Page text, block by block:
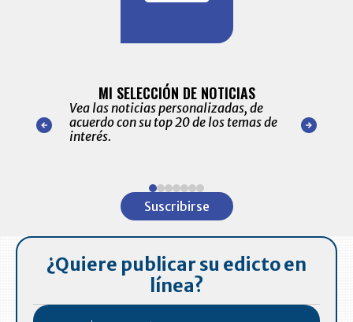
nuestro
para
MI SELECCIÓN DE NOTICIAS
Vea las noticias personalizadas, de
acuerdo con su top 20 de los temas de
interés.
de las
Suscribirse
¿Quiere publicar su edicto en
línea?